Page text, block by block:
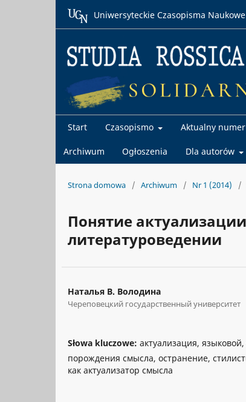
Start Czasopismo Aktualny numer
Archiwum Ogłoszenia Dla autorów
Uniwersyteckie Czasopisma Naukowe
Strona domowa / Archiwum / Nr 1 (2014) /
Понятие
литературоведении
Наталья В. Володина
Череповецкий государственный университет
Słowa kluczowe: aктуализация,
порождения смысла, остранение,
как актуализатор смысла